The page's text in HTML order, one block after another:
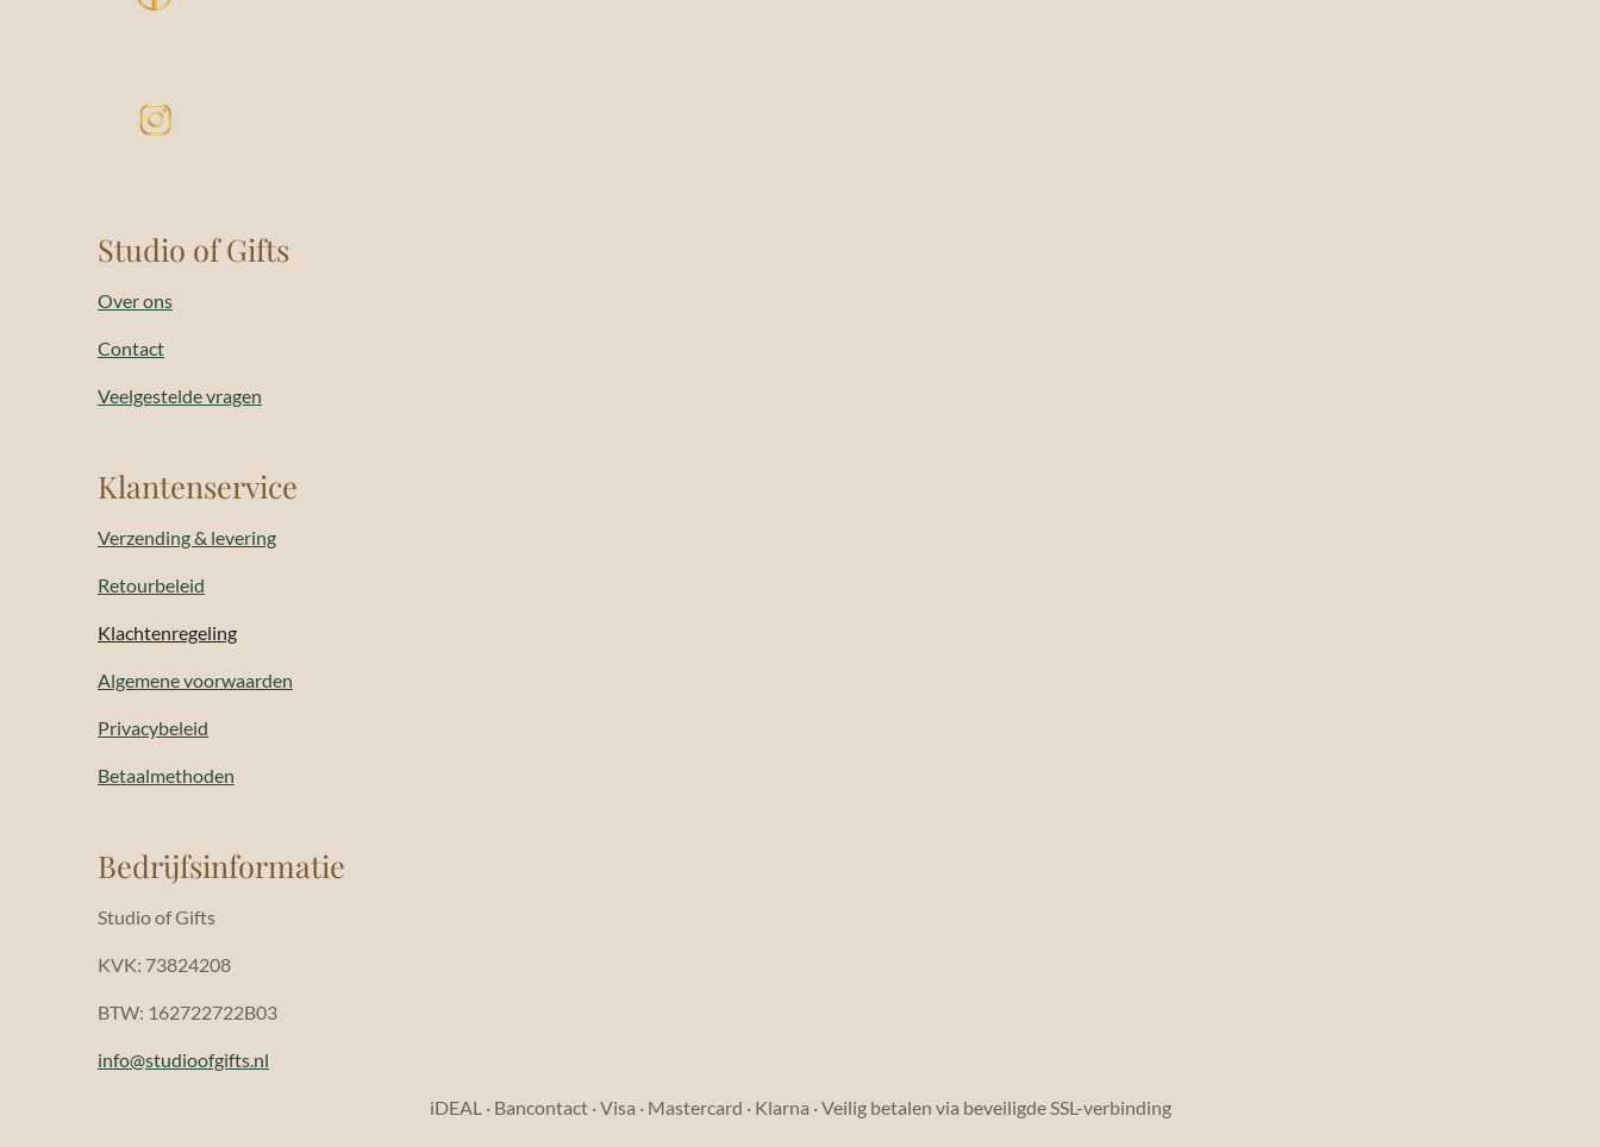
Studio of Gifts
Over ons
Contact
Veelgestelde vragen
Klantenservice
Verzending & levering
Retourbeleid
Klachtenregeling
Algemene voorwaarden
Privacybeleid
Betaalmethoden
Bedrijfsinformatie
Studio of Gifts
KVK: 73824208
BTW: 162722722B03
info@studioofgifts.nl
iDEAL · Bancontact · Visa · Mastercard · Klarna · Veilig betalen via beveiligde SSL-verbinding